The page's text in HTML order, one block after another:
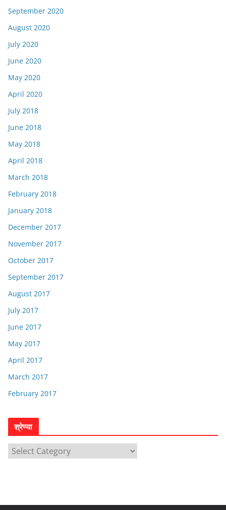
September 2020
August 2020
July 2020
June 2020
May 2020
April 2020
July 2018
June 2018
May 2018
April 2018
March 2018
February 2018
January 2018
December 2017
November 2017
October 2017
September 2017
August 2017
July 2017
June 2017
May 2017
April 2017
March 2017
February 2017
श्रेण्या
श्रे